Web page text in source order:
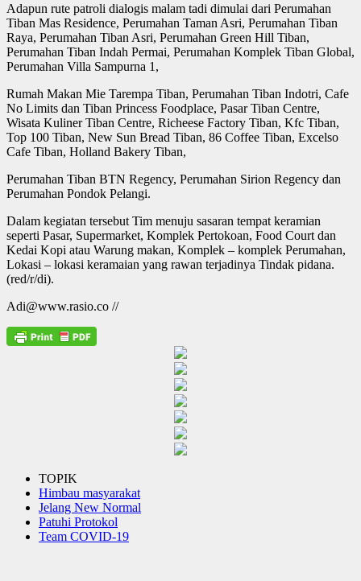
Adapun rute patroli dialogis malam tadi dimulai dari Perumahan
Tiban Mas Residence, Perumahan Taman Asri, Perumahan Tiban
Raya, Perumahan Tiban Asri, Perumahan Green Hill Tiban,
Perumahan Tiban Indah Permai, Perumahan Komplek Tiban Global,
Perumahan Villa Sampurna 1,
Rumah Makan Mie Tarempa Tiban, Perumahan Tiban Indotri, Cafe
No Limits dan Tiban Princess Foodplace, Pasar Tiban Centre,
Wisata Kuliner Tiban Centre, Richeese Factory Tiban, Kfc Tiban,
Top 100 Tiban, New Sun Bread Tiban, 86 Coffee Tiban, Excelso
Cafe Tiban, Holland Bakery Tiban,
Perumahan Tiban BTN Regency, Perumahan Sirion Regency dan
Perumahan Pondok Pelangi.
Dalam kegiatan tersebut Tim menuju sasaran tempat keramian
seperti Pasar, Supermarket, Komplek Pertokoan, Food Court dan
Kedai Kopi atau Warung makan, Komplek – komplek Perumahan,
Lokasi – lokasi keramaian yang rawan terjadinya Tindak pidana.
(red/r/di).
Adi@www.rasio.co //
TOPIK
Himbau masyarakat
Jelang New Normal
Patuhi Protokol
Team COVID-19